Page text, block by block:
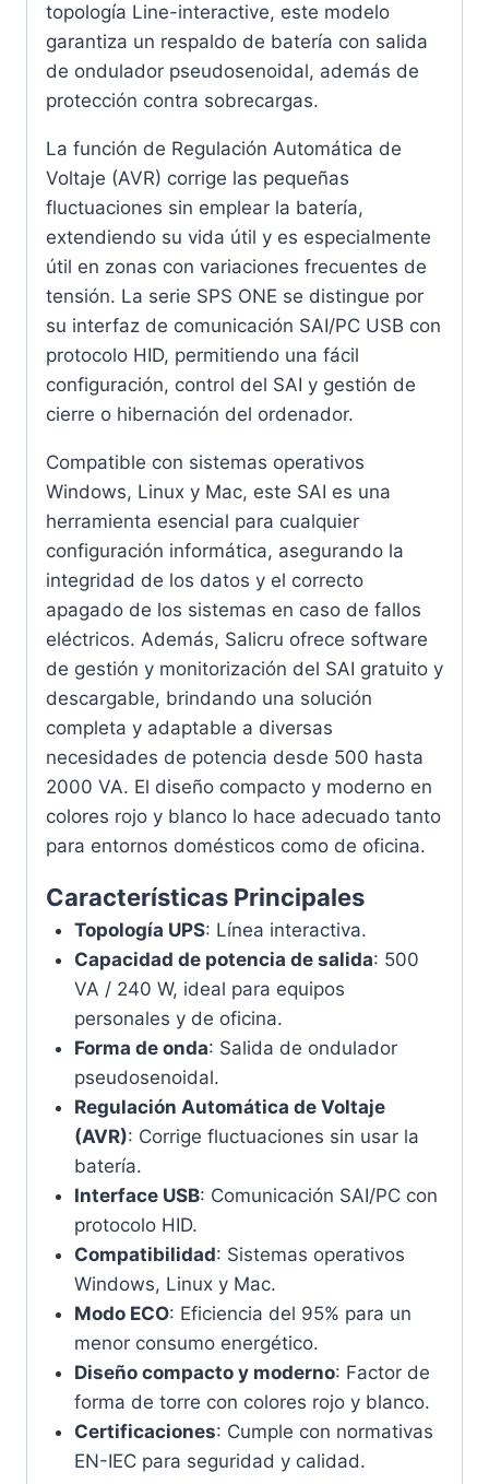
topología Line-interactive, este modelo
garantiza un respaldo de batería con salida
de ondulador pseudosenoidal, además de
protección contra sobrecargas.
La función de Regulación Automática de
Voltaje (AVR) corrige las pequeñas
fluctuaciones sin emplear la batería,
extendiendo su vida útil y es especialmente
útil en zonas con variaciones frecuentes de
tensión. La serie SPS ONE se distingue por
su interfaz de comunicación SAI/PC USB con
protocolo HID, permitiendo una fácil
configuración, control del SAI y gestión de
cierre o hibernación del ordenador.
Compatible con sistemas operativos
Windows, Linux y Mac, este SAI es una
herramienta esencial para cualquier
configuración informática, asegurando la
integridad de los datos y el correcto
apagado de los sistemas en caso de fallos
eléctricos. Además, Salicru ofrece software
de gestión y monitorización del SAI gratuito y
descargable, brindando una solución
completa y adaptable a diversas
necesidades de potencia desde 500 hasta
2000 VA. El diseño compacto y moderno en
colores rojo y blanco lo hace adecuado tanto
para entornos domésticos como de oficina.
Características Principales
Topología UPS: Línea interactiva.
Capacidad de potencia de salida: 500
VA / 240 W, ideal para equipos
personales y de oficina.
Forma de onda: Salida de ondulador
pseudosenoidal.
Regulación Automática de Voltaje
(AVR): Corrige fluctuaciones sin usar la
batería.
Interface USB: Comunicación SAI/PC con
protocolo HID.
Compatibilidad: Sistemas operativos
Windows, Linux y Mac.
Modo ECO: Eficiencia del 95% para un
menor consumo energético.
Diseño compacto y moderno: Factor de
forma de torre con colores rojo y blanco.
Certificaciones: Cumple con normativas
EN-IEC para seguridad y calidad.